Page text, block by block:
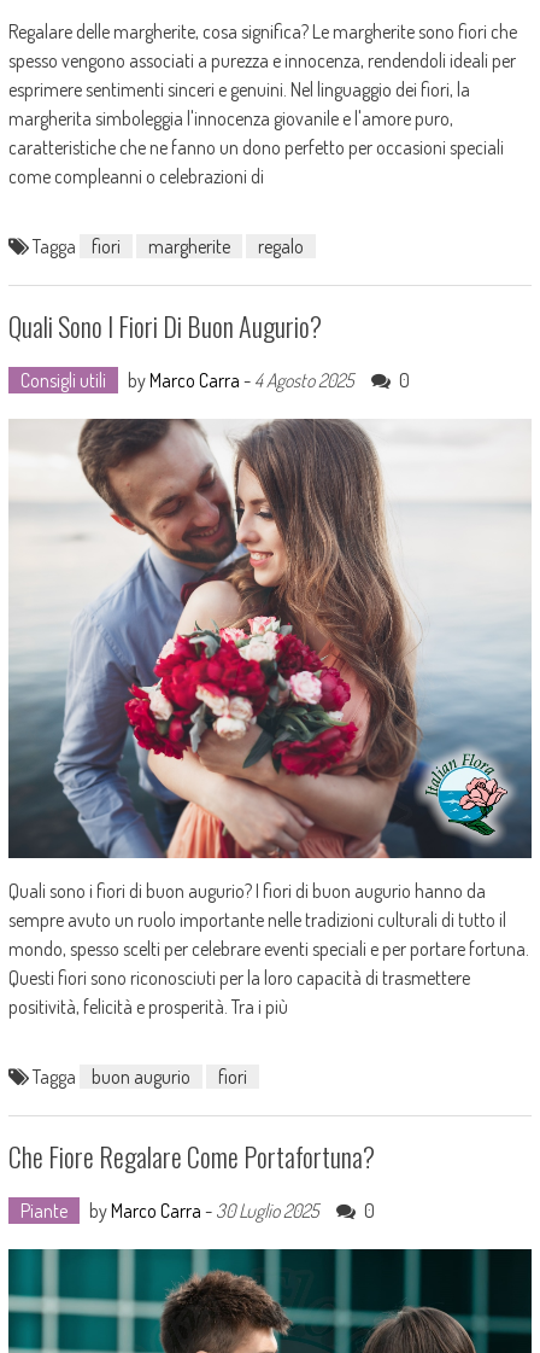
Regalare delle margherite, cosa significa? Le margherite sono fiori che
spesso vengono associati a purezza e innocenza, rendendoli ideali per
esprimere sentimenti sinceri e genuini. Nel linguaggio dei fiori, la
margherita simboleggia l'innocenza giovanile e l'amore puro,
caratteristiche che ne fanno un dono perfetto per occasioni speciali
come compleanni o celebrazioni di
Tagga fiori margherite regalo
Quali Sono I Fiori Di Buon Augurio?
Consigli utili byMarco Carra - 4 Agosto 2025 0
Quali sono i fiori di buon augurio? I fiori di buon augurio hanno da
sempre avuto un ruolo importante nelle tradizioni culturali di tutto il
mondo, spesso scelti per celebrare eventi speciali e per portare fortuna.
Questi fiori sono riconosciuti per la loro capacità di trasmettere
positività, felicità e prosperità. Tra i più
Tagga buon augurio fiori
Che Fiore Regalare Come Portafortuna?
Piante byMarco Carra - 30 Luglio 2025 0